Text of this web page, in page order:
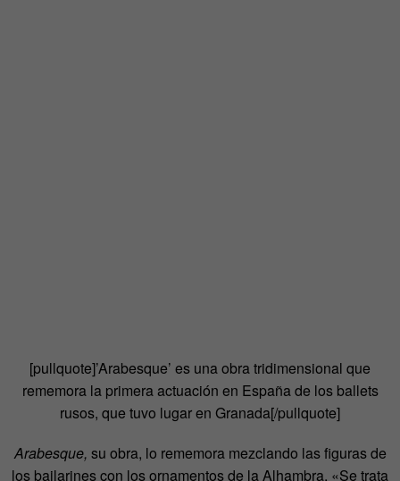
[pullquote]’Arabesque’ es una obra tridimensional que
rememora la primera actuación en España de los ballets
rusos, que tuvo lugar en Granada[/pullquote]
Arabesque, su obra, lo rememora mezclando las figuras de
los bailarines con los ornamentos de la Alhambra. «Se trata